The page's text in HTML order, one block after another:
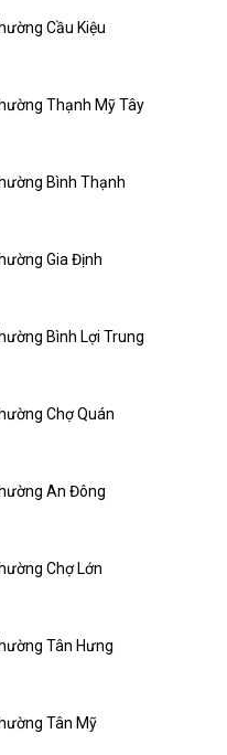
Cầu Kiệu
Thạnh Mỹ Tây
Bình Thạnh
Gia Định
Bình Lợi Trung
Chợ Quán
An Đông
Chợ Lớn
Tân Hưng
Tân Mỹ